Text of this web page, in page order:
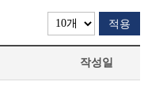
적용
작성일